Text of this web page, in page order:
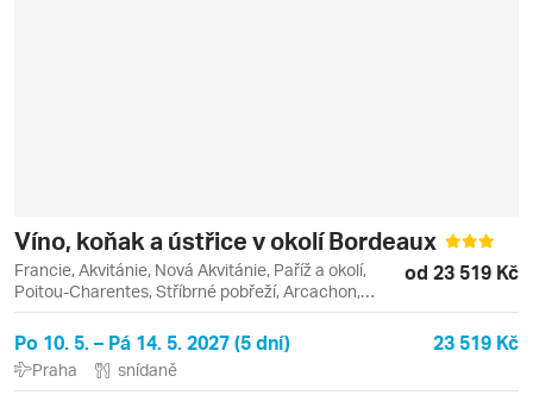
Víno, koňak a ústřice v okolí Bordeaux
Francie, Akvitánie, Nová Akvitánie, Paříž a okolí,
Poitou-Charentes, Stříbrné pobřeží, Arcachon,
Arcachon Bay, Bordeaux, Bourse, Cognac, La
Rochelle, Paříž
od 23 519 Kč
Po 10. 5. – Pá 14. 5. 2027 (5 dní) 23 519 Kč
Praha snídaně